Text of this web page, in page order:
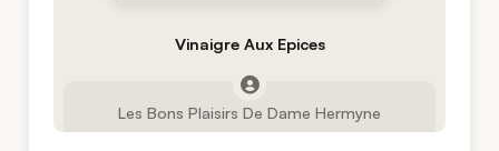
Vinaigre Aux Epices
Les Bons Plaisirs De Dame Hermyne